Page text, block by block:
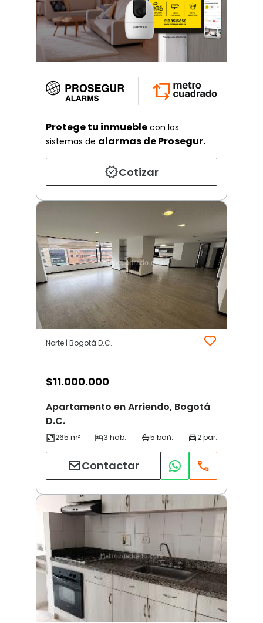
Protege tu inmueble con los
sistemas de alarmas de Prosegur.
Cotizar
Norte | Bogotá D.C.
$11.000.000
Apartamento en Arriendo, Bogotá
D.C.
Contactar